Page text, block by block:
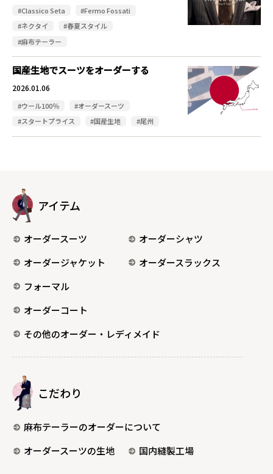
#Classico Seta
#Fermo Fossati
#ネクタイ
#春夏スタイル
#麻布テーラー
国産生地でスーツをオーダーする
2026.01.06
#ウール100％
#オーダースーツ
#スタートプライス
#国産生地 #尾州
アイテム
オーダースーツ
オーダーシャツ
オーダージャケット
オーダースラックス
フォーマル
オーダーコート
その他のオーダー・レディメイド
こだわり
麻布テーラーのオーダーについて
オーダースーツの生地
国内縫製工場